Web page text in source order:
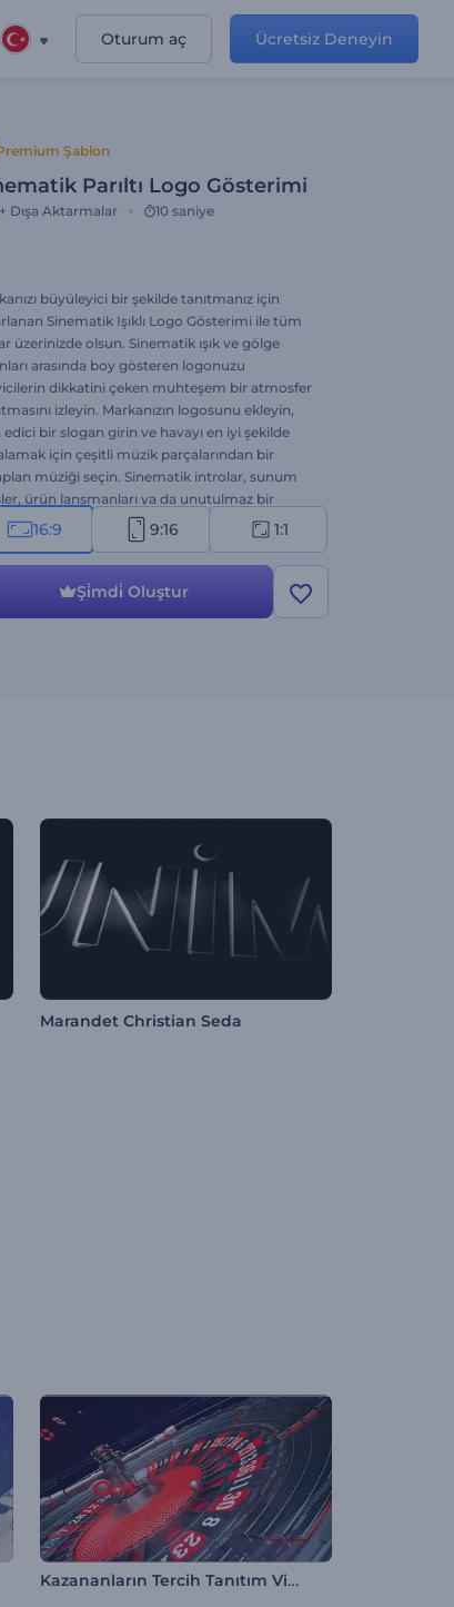
Oturum aç Ücretsiz Deneyin
Şablon
Parıltı Logo Gösterimi
Dışa Aktarmalar 10 saniye
büyüleyici bir şekilde tanıtmanız için
Sinematik Işıklı Logo Gösterimi ile tüm
üzerinizde olsun. Sinematik ışık ve gölge
arasında boy gösteren logonuzu
dikkatini çeken muhteşem bir atmosfer
izleyin. Markanızın logosunu ekleyin,
edici bir slogan girin ve havayı en iyi şekilde
için çeşitli müzik parçalarından bir
müziği seçin. Sinematik introlar, sunum
ürün lansmanları ya da unutulmaz bir
gerektiren her türlü proje için ideal. Hemen
ve logonuz hiç olmadığı kadar parıldasın!
16:9 9:16 1:1
Şi̇mdi̇ Oluştur
Marandet Christian Seda
Kazananların Tercih Tanıtım Videosu